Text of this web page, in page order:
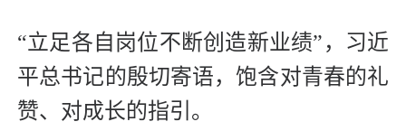
“立足各自岗位不断创造新业绩”，习近
平总书记的殷切寄语，饱含对青春的礼
赞、对成长的指引。